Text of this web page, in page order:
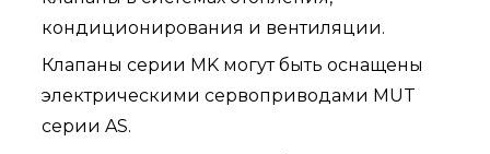
кондиционирования и вентиляции.
Клапаны серии MK могут быть оснащены
электрическими сервоприводами MUT
серии AS.